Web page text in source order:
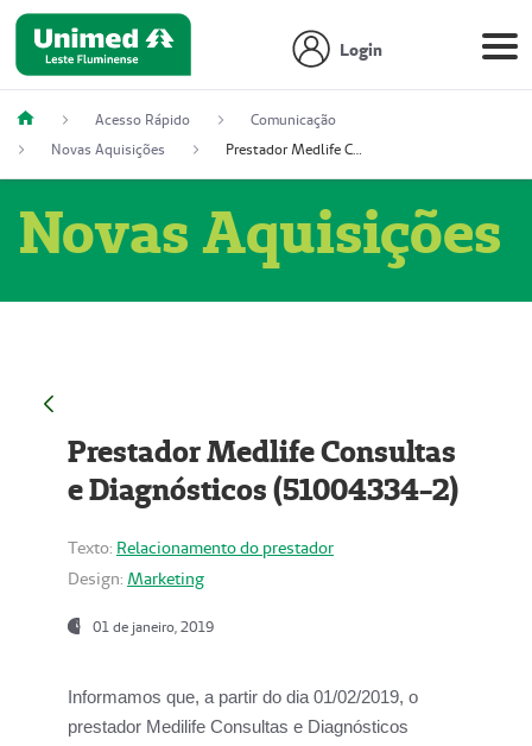
Login
Acesso Rápido
Comunicação
Novas Aquisições
Prestador Medlife Consultas e Diagnósticos (51004334-2)
Novas Aquisições
Prestador Medlife Consultas
e Diagnósticos (51004334-2)
Texto: Relacionamento do prestador
Design: Marketing
01 de janeiro, 2019
Informamos que, a partir do dia 01/02/2019, o
prestador Medilife Consultas e Diagnósticos